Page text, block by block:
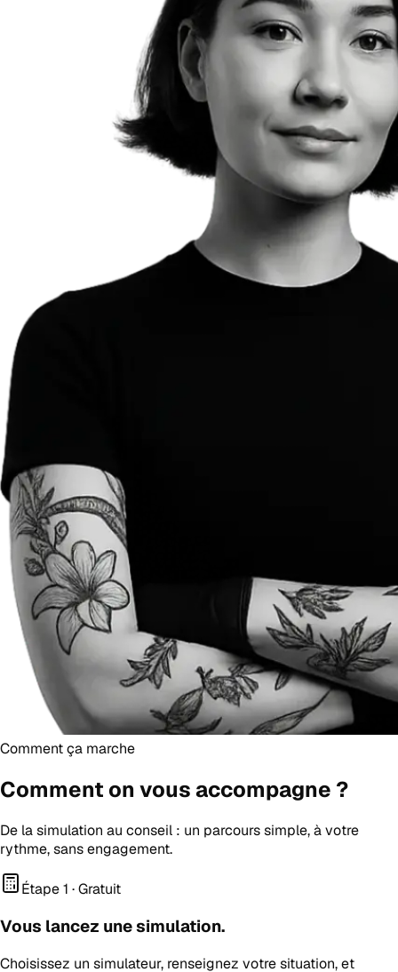
Comment ça marche
Comment on vous accompagne ?
De la simulation au conseil : un parcours simple, à votre
rythme, sans engagement.
Étape 1 · Gratuit
Vous lancez une simulation.
Choisissez un simulateur, renseignez votre situation, et